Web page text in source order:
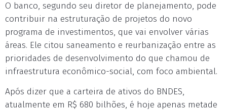
O banco, segundo seu diretor de planejamento, pode
contribuir na estruturação de projetos do novo
programa de investimentos, que vai envolver várias
áreas. Ele citou saneamento e reurbanização entre as
prioridades de desenvolvimento do que chamou de
infraestrutura econômico-social, com foco ambiental.
Após dizer que a carteira de ativos do BNDES,
atualmente em R$ 680 bilhões, é hoje apenas metade